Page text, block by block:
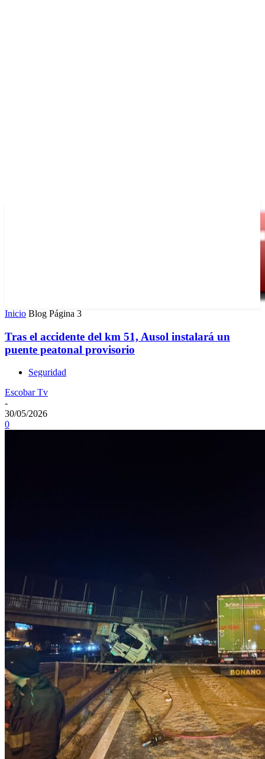
Inicio Blog Página 3
Tras el accidente del km 51, Ausol instalará un
puente peatonal provisorio
Seguridad
Escobar Tv
-
30/05/2026
0